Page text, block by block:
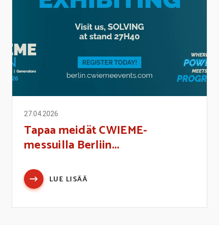
27.04.2026
Tapaa meidät CWIEME-
messuilla Berliin...
LUE LISÄÄ